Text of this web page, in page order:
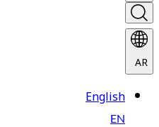
AR
English
EN